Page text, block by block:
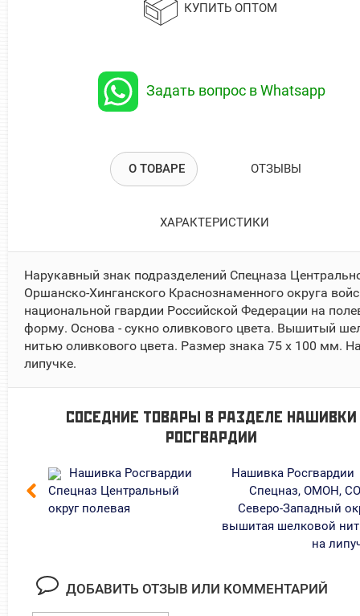
КУПИТЬ ОПТОМ
Задать вопрос в Whatsapp
О ТОВАРЕ ОТЗЫВЫ
ХАРАКТЕРИСТИКИ
Нарукавный знак подразделений Спецназа
Оршанско-Хинганского Краснознаменного округа
национальной гвардии Российской Федерации на
форму. Основа - сукно оливкового цвета. Вышитый
нитью оливкового цвета. Размер знака 75 х 100 мм.
липучке.
СОСЕДНИЕ ТОВАРЫ В РАЗДЕЛЕ НАШИВКИ
РОСГВАРДИИ
Нашивка Росгвардии
Спецназ Центральный
округ полевая
Нашивка Росгвардии
Спецназ, ОМОН,
Северо-Западный
вышитая шелковой
на
ДОБАВИТЬ ОТЗЫВ ИЛИ КОММЕНТАРИЙ